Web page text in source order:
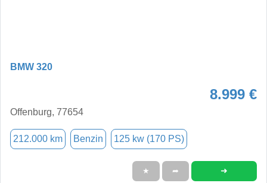
BMW 320
8.999 €
Offenburg, 77654
212.000 km Benzin 125 kw (170 PS)
★ ➦ ➜